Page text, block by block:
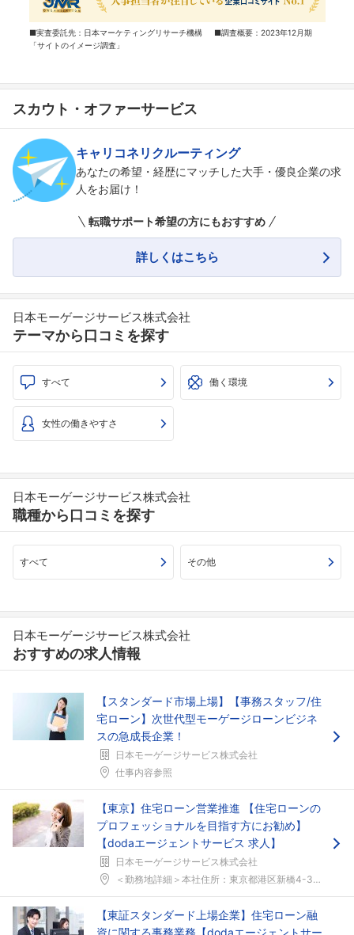
■実査委託先：日本マーケティングリサーチ機構 ■調査概要：2023年12月期
「サイトのイメージ調査」
スカウト・オファーサービス
キャリコネリクルーティング
あなたの希望・経歴にマッチした大手・優良企業の求
人をお届け！
転職サポート希望の方にもおすすめ
詳しくはこちら
日本モーゲージサービス株式会社
テーマから口コミを探す
すべて 働く環境
女性の働きやすさ
日本モーゲージサービス株式会社
職種から口コミを探す
すべて その他
日本モーゲージサービス株式会社
おすすめの求人情報
【スタンダード市場上場】【事務スタッフ/住
宅ローン】次世代型モーゲージローンビジネ
スの急成長企業！
日本モーゲージサービス株式会社
仕事内容参照
【東京】住宅ローン営業推進 【住宅ローンの
プロフェッショナルを目指す方にお勧め】
【dodaエージェントサービス 求人】
日本モーゲージサービス株式会社
＜勤務地詳細＞本社住所：東京都港区新橋4-3-1 ...
【東証スタンダード上場企業】住宅ローン融